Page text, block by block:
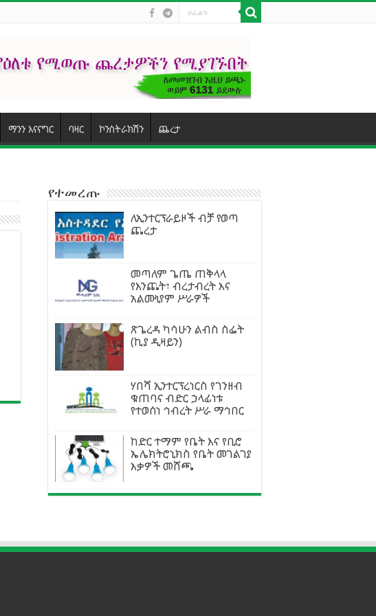
ማንን እናናግር ባዛር ኮንስትራክሽን ጨረታ
የተመረጡ
ለኢንተርፕራይዞች ብቻ የወጣ
ጨረታ
መጣለም ጌጤ ጠቅላላ
የእንጨት፣ ብረታብረት እና
አልሙኒየም ሥራዎች
ጽጌረዳ ካሳሁን ልብስ ስፌት
(ኪያ ዲዛይን)
ሃበሻ ኢንተርፕረነርስ የገንዘብ
ቁጠባና ብድር ኃላፊነቱ
የተወሰነ ኅብረት ሥራ ማኅበር
ከድር ተማም የቤት እና የቢሮ
ኤሌክትሮኒክስ የቤት መገልገያ
እቃዎች መሸጫ